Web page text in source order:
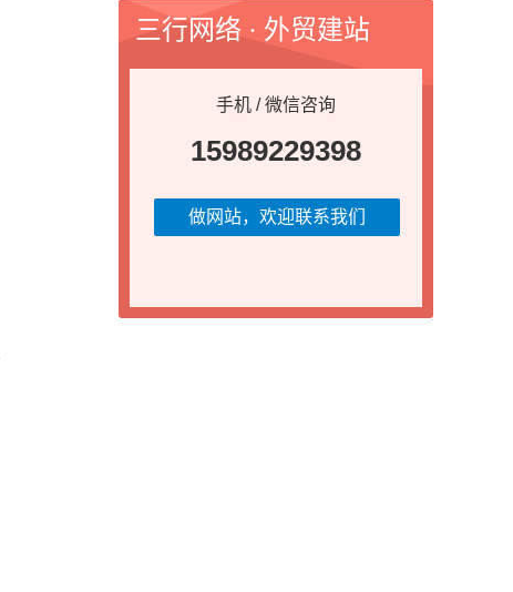
三行网络 · 外贸建站
手机 / 微信咨询
15989229398
做网站，欢迎联系我们